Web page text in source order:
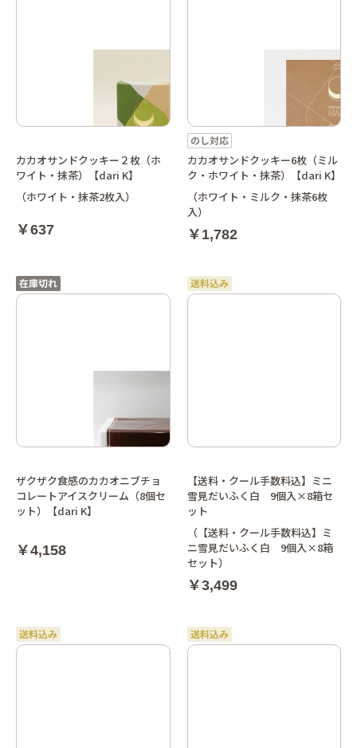
カカオサンドクッキー２枚（ホ
ワイト・抹茶）【dari K】
（ホワイト・抹茶2枚入）
￥637
カカオサンドクッキー6枚（ミル
ク・ホワイト・抹茶）【dari K】
（ホワイト・ミルク・抹茶6枚
入）
￥1,782
ザクザク食感のカカオニブチョ
コレートアイスクリーム（8個セ
ット）【dari K】
￥4,158
【送料・クール手数料込】ミニ
雪見だいふく白 9個入×8箱セ
ット
（【送料・クール手数料込】ミ
ニ雪見だいふく白 9個入×8箱
セット）
￥3,499